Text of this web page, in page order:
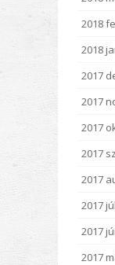
2018
2018
2017
2017
2017
2017
2017
2017
2017
2017